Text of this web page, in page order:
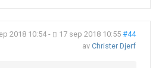
2018 10:54- 17 sep 2018 10:55 #44
av Christer Djerf